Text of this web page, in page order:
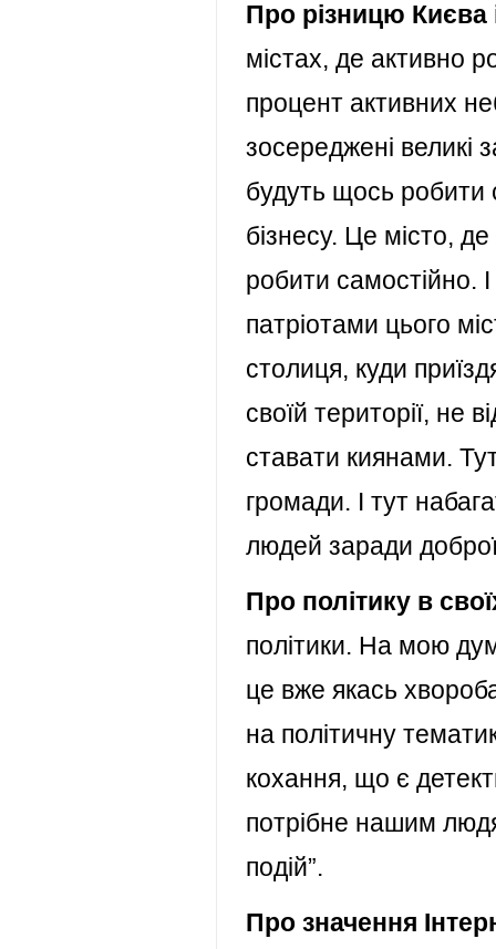
Про різницю Києва
містах, де активно
процент активних
зосереджені великі
будуть щось робити
бізнесу. Це місто, де
робити самостійно.
патріотами цього
столиця, куди
своїй території, не
ставати киянами.
громади. І тут
людей заради
Про політику в
політики. На мою
це вже якась
на політичну
кохання, що є
потрібне нашим
подій”.
Про значення